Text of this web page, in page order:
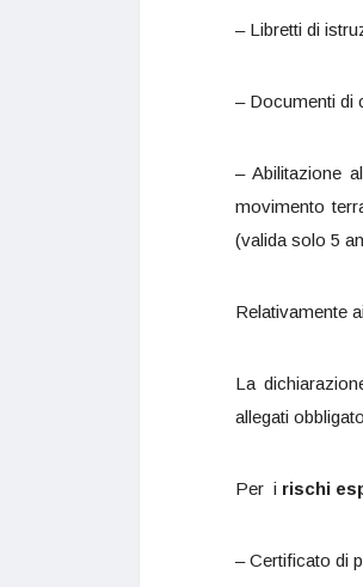
– Libretti di
– Documenti di
– Abilitazione
movimento
(valida solo 5
Relativamente
La
allegati
Per i rischi
– Certificato di